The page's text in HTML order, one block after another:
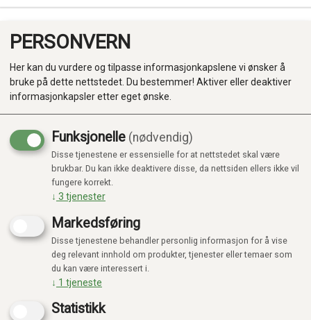
Produkter
Kategorier
PERSONVERN
Her kan du vurdere og tilpasse informasjonkapslene vi ønsker å
bruke på dette nettstedet. Du bestemmer! Aktiver eller deaktiver
informasjonkapsler etter eget ønske.
Funksjonelle (nødvendig)
Disse tjenestene er essensielle for at nettstedet skal være
brukbar. Du kan ikke deaktivere disse, da nettsiden ellers ikke vil
fungere korrekt.
↓ 3 tjenester
Markedsføring
Disse tjenestene behandler personlig informasjon for å vise
deg relevant innhold om produkter, tjenester eller temaer som
du kan være interessert i.
↓ 1 tjeneste
Statistikk